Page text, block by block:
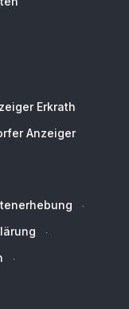
Erkrath
Anzeiger